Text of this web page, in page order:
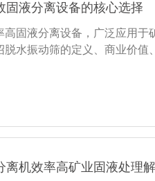
液分离设备的核心选择
高固液分离设备，广泛应用于
脱水振动筛的定义、商业价值
离机效率高矿业固液处理